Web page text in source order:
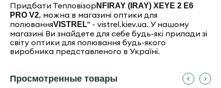
Придбати Тепловізор NFIRAY (IRAY) XEYE 2 E6
PRO V2, можна в магазині оптики для
полюванняVISTREL" - vistrel.kiev.ua. У нашому
магазині Ви знайдете для себе будь-які прилади зі
світу оптики для полювання будь-якого
виробника представленого в Україні.
Просмотренные товары